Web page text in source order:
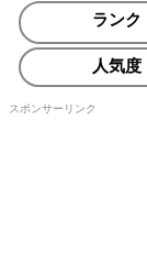
ランク
人気度
スポンサーリンク